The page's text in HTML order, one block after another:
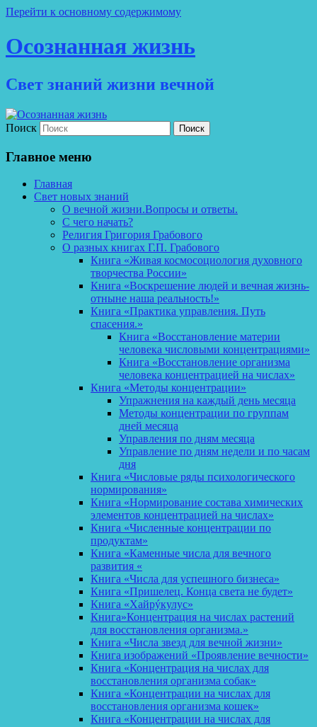
Перейти к основному содержимому
Осознанная жизнь
Свет знаний жизни вечной
Поиск
Главное меню
Главная
Свет новых знаний
О вечной жизни.Вопросы и ответы.
С чего начать?
Религия Григория Грабового
О разных книгах Г.П. Грабового
Книга «Живая космосоциология духовного
творчества России»
Книга «Воскрешение людей и вечная жизнь-
отныне наша реальность!»
Книга «Практика управления. Путь
спасения.»
Книга «Восстановление материи
человека числовыми концентрациями»
Книга «Восстановление организма
человека концентрацией на числах»
Книга «Методы концентрации»
Упражнения на каждый день месяца
Методы концентрации по группам
дней месяца
Управления по дням месяца
Управление по дням недели и по часам
дня
Книга «Числовые ряды психологического
нормирования»
Книга «Нормирование состава химических
элементов концентрацией на числах»
Книга «Численные концентрации по
продуктам»
Книга «Каменные числа для вечного
развития «
Книга «Числа для успешного бизнеса»
Книга «Пришелец. Конца света не будет»
Книга «Хайрýкулус»
Книга»Концентрация на числах растений
для восстановления организма.»
Книга «Числа звезд для вечной жизни»
Книга изображений «Проявление вечности»
Книга «Концентрация на числах для
восстановления организма собак»
Книга «Концентрации на числах для
восстановления организма кошек»
Книга «Концентрации на числах для